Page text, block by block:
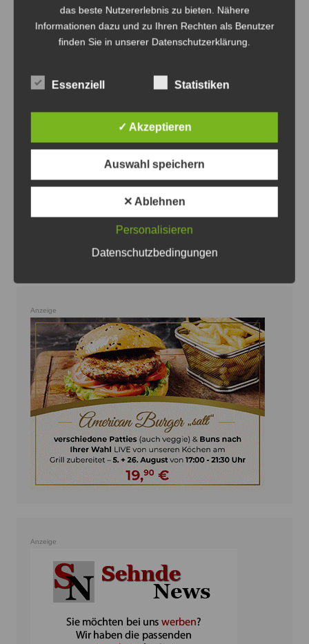
Oldtimer verteilt auf dem Gelände des HSM mit dem
Straßenbahnverkehr - Foto: Antonius Georg
Oldtimertag im Straßenbahn-Museum
8. August 2026 0
Anzeige
Anzeige
das beste Nutzererlebnis zu bieten. Nähere
Informationen dazu und zu Ihren Rechten als Benutzer
finden Sie in unserer Datenschutzerklärung.
Essenziell Statistiken
✓ Akzeptieren
Auswahl speichern
✕ Ablehnen
Personalisieren
Datenschutzbedingungen